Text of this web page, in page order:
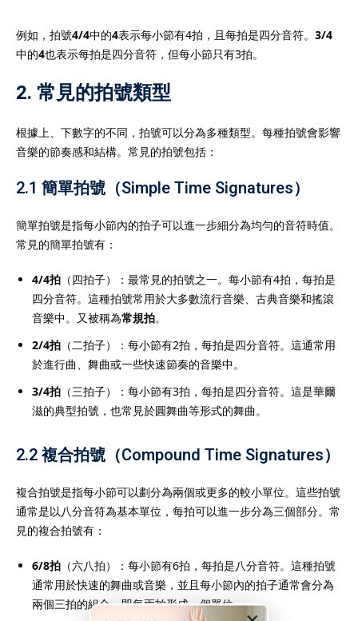
例如，拍號4/4中的4表示每小節有4拍，且每拍是四分音符。 3/4
中的4也表示每拍是四分音符，但每小節只有3拍。
2. 常見的拍號類型
根據上、下數字的不同，拍號可以分為多種類型。每種拍號會影響
音樂的節奏感和結構。常見的拍號包括：
2.1 簡單拍號 （Simple Time Signatures）
簡單拍號是指每小節內的拍子可以進一步細分為均勻的音符時值。
常見的簡單拍號有：
4/4拍 （四拍子）：最常見的拍號之一。每小節有4拍，每拍是
四分音符。這種拍號常用於大多數流行音樂、古典音樂和搖滾
音樂中。又被稱為常規拍。
2/4拍 （二拍子）：每小節有2拍，每拍是四分音符。這通常用
於進行曲、舞曲或一些快速節奏的音樂中。
3/4拍 （三拍子）：每小節有3拍，每拍是四分音符。這是華爾
滋的典型拍號，也常見於圓舞曲等形式的舞曲。
2.2複合拍號 （Compound Time Signatures）
複合拍號是指每小節可以劃分為兩個或更多的較小單位。這些拍號
通常是以八分音符為基本單位，每拍可以進一步分為三個部分。常
見的複合拍號有：
6/8拍 （六八拍）：每小節有6拍，每拍是八分音符。這種拍號
通常用於快速的舞曲或音樂，並且每小節內的拍子通常會分為
兩個三拍的組合，即每兩拍形成一個單位。